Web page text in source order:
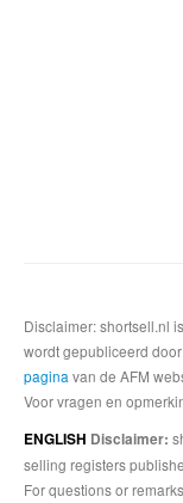
Disclaimer: shortsell.nl
wordt gepubliceerd
pagina van de AFM
Voor vragen en
ENGLISH Disclaimer:
selling registers
For questions or